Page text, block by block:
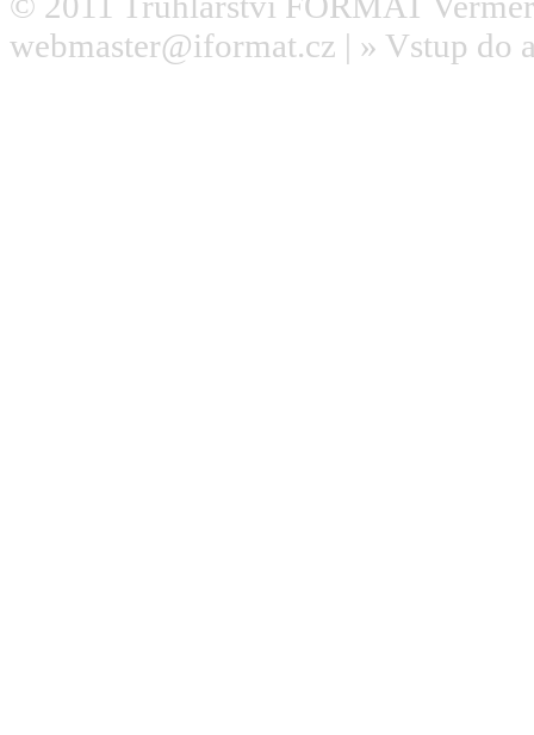
webmaster@iformat.cz | » Vstup do